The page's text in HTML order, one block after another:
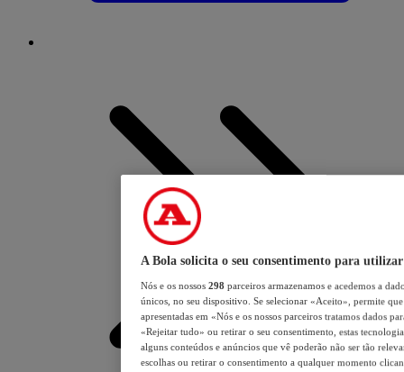
A Bola solicita o seu consentimento para utilizar
Nós e os nossos 298 parceiros armazenamos e acedemos a
únicos, no seu dispositivo. Se selecionar «Aceito», permite
apresentadas em «Nós e os nossos parceiros tratamos dados
«Rejeitar tudo» ou retirar o seu consentimento, estas
alguns conteúdos e anúncios que vê poderão não ser tão
escolhas ou retirar o consentimento a qualquer momento